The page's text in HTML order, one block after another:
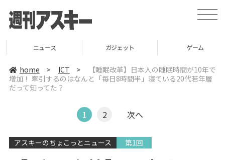
t
o
v
i
ニュース ガジェット ゲーム
home > ICT >
【睡眠改革】日本人の睡眠時間が10年で
増加！ 牽引するのはなんと「毎日8時間半」寝ている20代若年層
だって知ってた？
1 2 次へ
アスキーのちょこっとニュース 第1回